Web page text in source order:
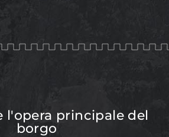
l'opera principale del
borgo